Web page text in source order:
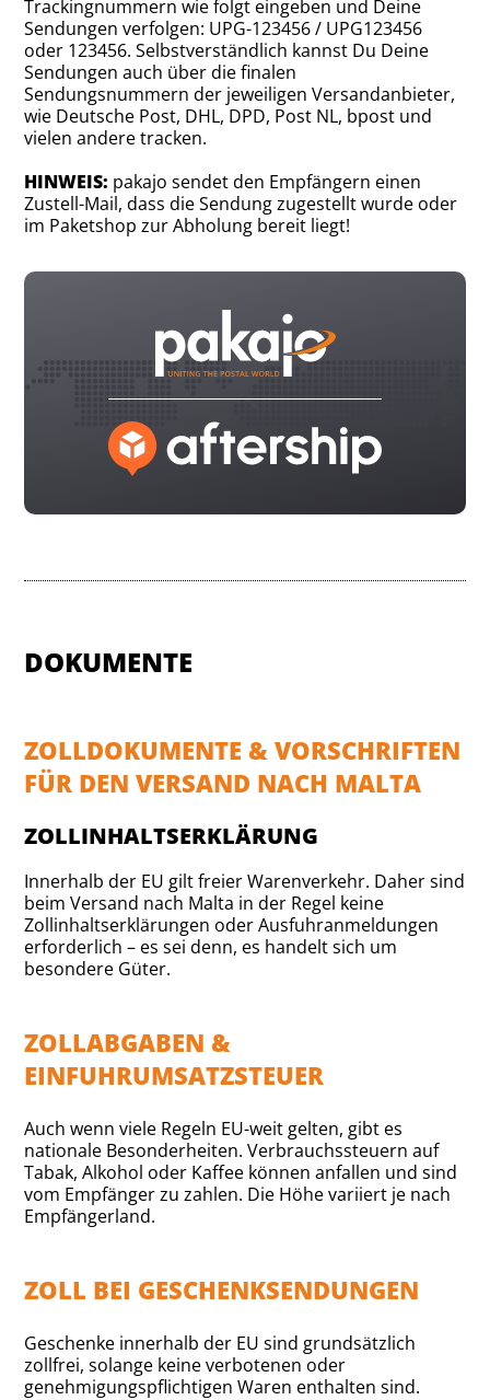
Trackingnummern wie folgt eingeben und Deine
Sendungen verfolgen: UPG-123456 / UPG123456
oder 123456. Selbstverständlich kannst Du Deine
Sendungen auch über die finalen
Sendungsnummern der jeweiligen Versandanbieter,
wie Deutsche Post, DHL, DPD, Post NL, bpost und
vielen andere tracken.
HINWEIS: pakajo sendet den Empfängern einen
Zustell-Mail, dass die Sendung zugestellt wurde oder
im Paketshop zur Abholung bereit liegt!
DOKUMENTE
ZOLLDOKUMENTE & VORSCHRIFTEN
FÜR DEN VERSAND NACH MALTA
ZOLLINHALTSERKLÄRUNG
Innerhalb der EU gilt freier Warenverkehr. Daher sind
beim Versand nach Malta in der Regel keine
Zollinhaltserklärungen oder Ausfuhranmeldungen
erforderlich – es sei denn, es handelt sich um
besondere Güter.
ZOLLABGABEN &
EINFUHRUMSATZSTEUER
Auch wenn viele Regeln EU-weit gelten, gibt es
nationale Besonderheiten. Verbrauchssteuern auf
Tabak, Alkohol oder Kaffee können anfallen und sind
vom Empfänger zu zahlen. Die Höhe variiert je nach
Empfängerland.
ZOLL BEI GESCHENKSENDUNGEN
Geschenke innerhalb der EU sind grundsätzlich
zollfrei, solange keine verbotenen oder
genehmigungspflichtigen Waren enthalten sind.